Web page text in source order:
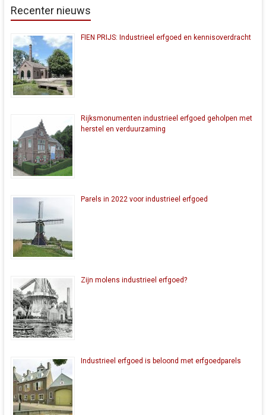
Recenter nieuws
FIEN PRIJS: Industrieel erfgoed en kennisoverdracht
Rijksmonumenten industrieel erfgoed geholpen met
herstel en verduurzaming
Parels in 2022 voor industrieel erfgoed
Zijn molens industrieel erfgoed?
Industrieel erfgoed is beloond met erfgoedparels